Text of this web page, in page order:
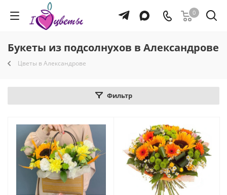
0
Букеты из подсолнухов в Александрове
Цветы в Александрове
Фильтр